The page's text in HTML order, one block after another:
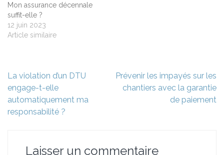
Mon assurance décennale
suffit-elle ?
12 juin 2023
Article similaire
Navigation
de
l’article
La violation d’un DTU
engage-t-elle
automatiquement ma
responsabilité ?
Prévenir les impayés sur les
chantiers avec la garantie
de paiement
Laisser un commentaire